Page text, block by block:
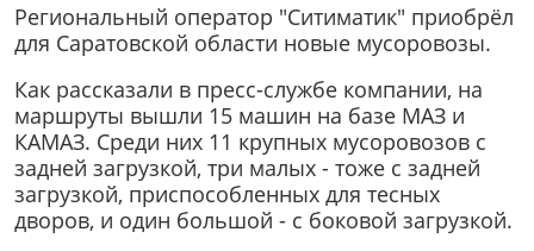
Региональный оператор "Ситиматик" приобрёл
для Саратовской области новые мусоровозы.
Как рассказали в пресс-службе компании, на
маршруты вышли 15 машин на базе МАЗ и
КАМАЗ. Среди них 11 крупных мусоровозов с
задней загрузкой, три малых - тоже с задней
загрузкой, приспособленных для тесных
дворов, и один большой - с боковой загрузкой.